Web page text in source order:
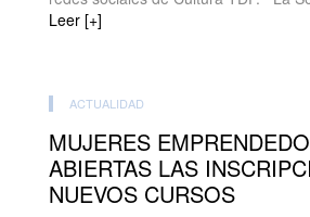
Leer [+]
ACTUALIDAD
MUJERES
ABIERTAS LAS
NUEVOS CURSOS